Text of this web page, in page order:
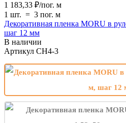
1 183,33 ₽/пог. м
1 шт. = 3 пог. м
Декоративная пленка MORU в
шаг 12 мм
В наличии
Артикул CH4-3